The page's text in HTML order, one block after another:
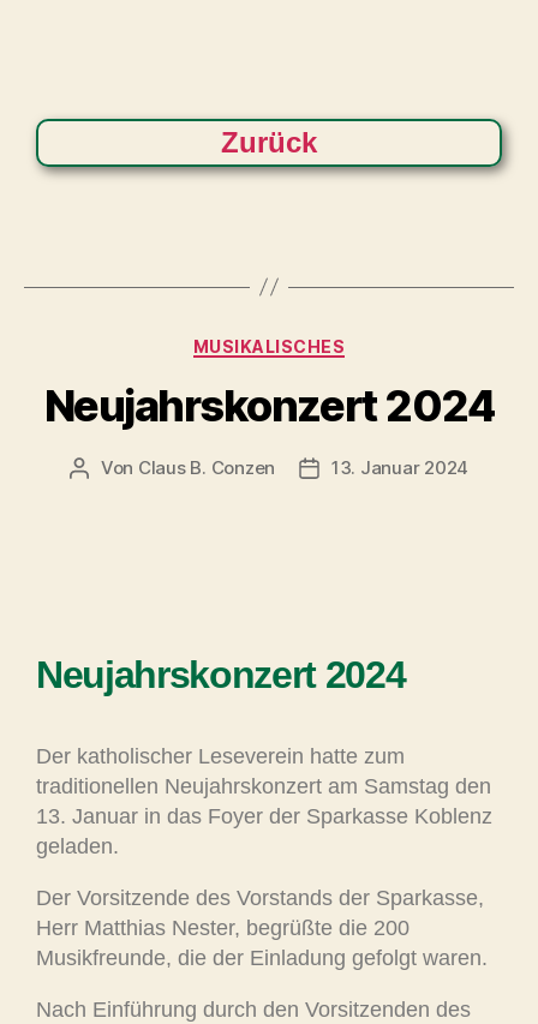
Zurück
MUSIKALISCHES
Neujahrskonzert 2024
Von Claus B. Conzen 13. Januar 2024
Neujahrskonzert 2024
Der katholischer Leseverein hatte zum
traditionellen Neujahrskonzert am Samstag den
13. Januar in das Foyer der Sparkasse Koblenz
geladen.
Der Vorsitzende des Vorstands der Sparkasse,
Herr Matthias Nester, begrüßte die 200
Musikfreunde, die der Einladung gefolgt waren.
Nach Einführung durch den Vorsitzenden des